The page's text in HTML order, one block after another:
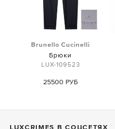
Brunello Cucinelli
Брюки
LUX-109523
25500 РУБ
LUXСRIMES В СОЦСЕТЯХ